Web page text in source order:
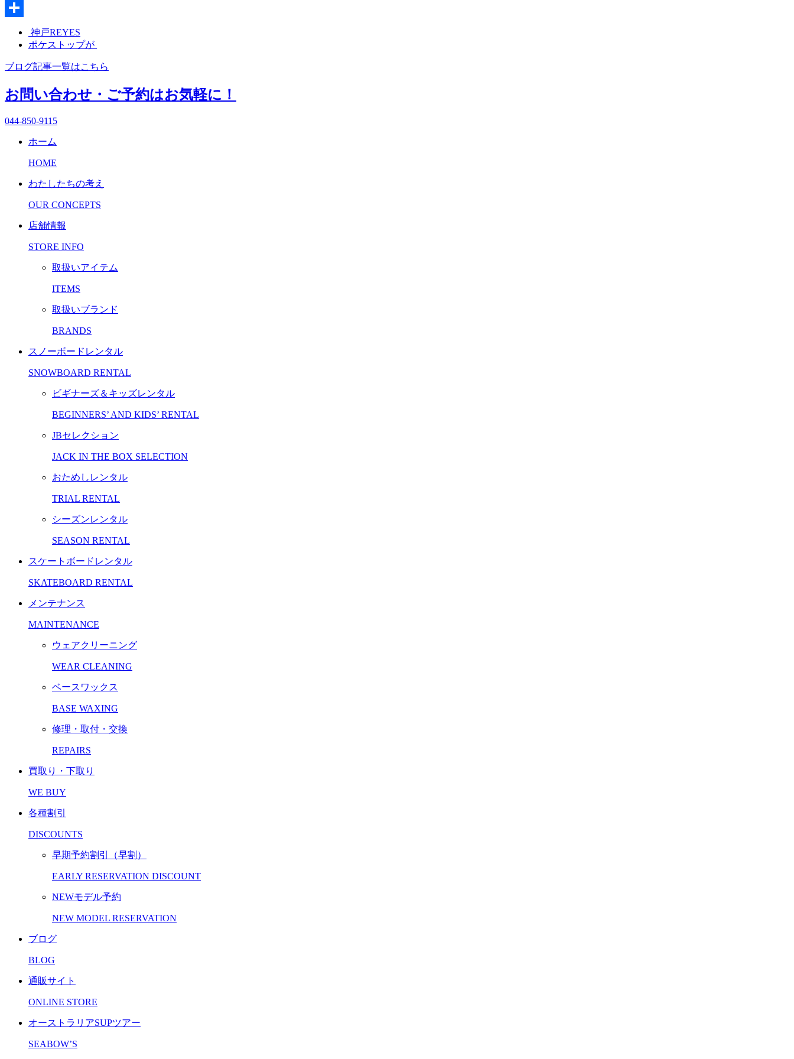
Twitter
神戸REYES
ポケストップが
ブログ記事一覧はこちら
お問い合わせ・ご予約はお気軽に！
044-850-9115
ホーム
HOME
わたしたちの考え
OUR CONCEPTS
店舗情報
STORE INFO
取扱いアイテム
ITEMS
取扱いブランド
BRANDS
スノーボードレンタル
SNOWBOARD RENTAL
ビギナーズ＆キッズレンタル
BEGINNERS’ AND KIDS’ RENTAL
JBセレクション
JACK IN THE BOX SELECTION
おためしレンタル
TRIAL RENTAL
シーズンレンタル
SEASON RENTAL
スケートボードレンタル
SKATEBOARD RENTAL
メンテナンス
MAINTENANCE
ウェアクリーニング
WEAR CLEANING
ベースワックス
BASE WAXING
修理・取付・交換
REPAIRS
買取り・下取り
WE BUY
各種割引
DISCOUNTS
早期予約割引（早割）
EARLY RESERVATION DISCOUNT
NEWモデル予約
NEW MODEL RESERVATION
ブログ
BLOG
通販サイト
ONLINE STORE
オーストラリアSUPツアー
SEABOW’S